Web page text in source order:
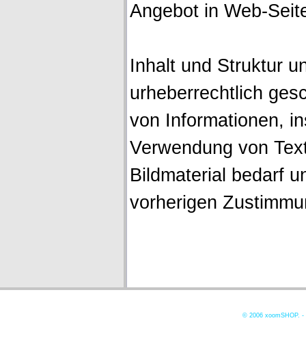
Angebot in Web-
Inhalt und Struktur
urheberrechtlich
von Informationen,
Verwendung von
Bildmaterial bedarf
vorherigen
© 2006 xoomSHOP. -